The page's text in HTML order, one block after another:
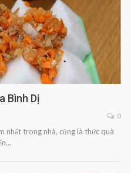
Bình Dị
0
nhất trong nhà, cũng là thức quà